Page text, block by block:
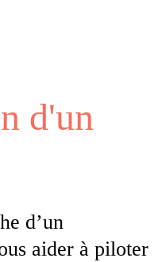
d'un
d’un
aider à piloter